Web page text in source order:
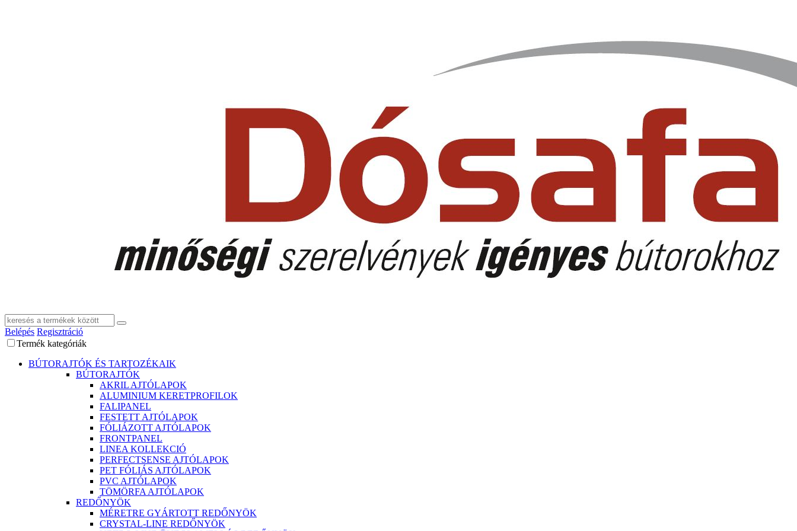
Belépés Regisztráció
Termék kategóriák
BÚTORAJTÓK ÉS TARTOZÉKAIK
BÚTORAJTÓK
AKRIL AJTÓLAPOK
ALUMINIUM KERETPROFILOK
FALIPANEL
FESTETT AJTÓLAPOK
FÓLIÁZOTT AJTÓLAPOK
FRONTPANEL
LINEA KOLLEKCIÓ
PERFECTSENSE AJTÓLAPOK
PET FÓLIÁS AJTÓLAPOK
PVC AJTÓLAPOK
TÖMÖRFA AJTÓLAPOK
REDŐNYÖK
MÉRETRE GYÁRTOTT REDŐNYÖK
CRYSTAL-LINE REDŐNYÖK